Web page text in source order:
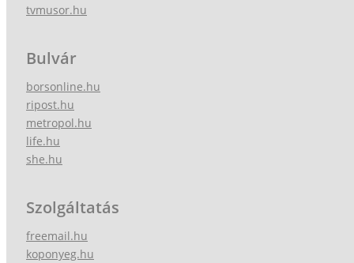
tvmusor.hu
Bulvár
borsonline.hu
ripost.hu
metropol.hu
life.hu
she.hu
Szolgáltatás
freemail.hu
koponyeg.hu